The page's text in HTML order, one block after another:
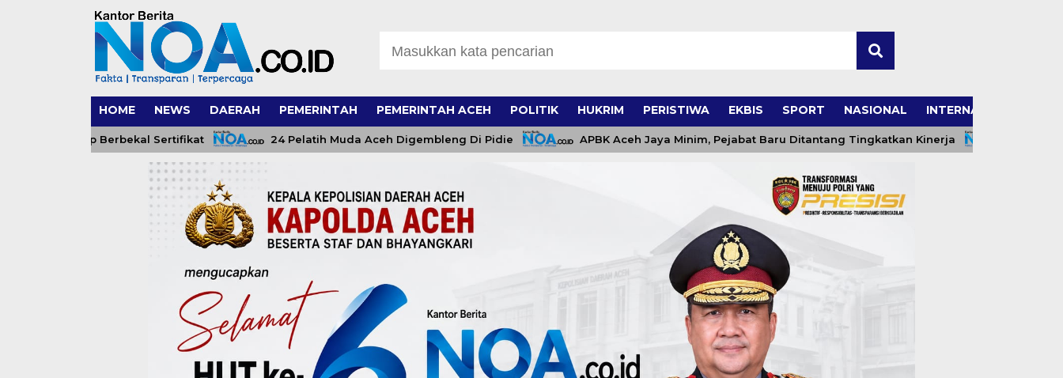
HOME NEWS DAERAH PEMERINTAH PEMERINTAH ACEH POLITIK HUKRIM PERISTIWA EKBIS SPORT NASIONAL INTERNASIONAL
Cukup Berbekal Sertifikat 24 Pelatih Muda Aceh Digembleng Di Pidie APBK Aceh Jaya Minim, Pejabat Baru Ditantang Tingkatkan Kinerja USK Perkuat